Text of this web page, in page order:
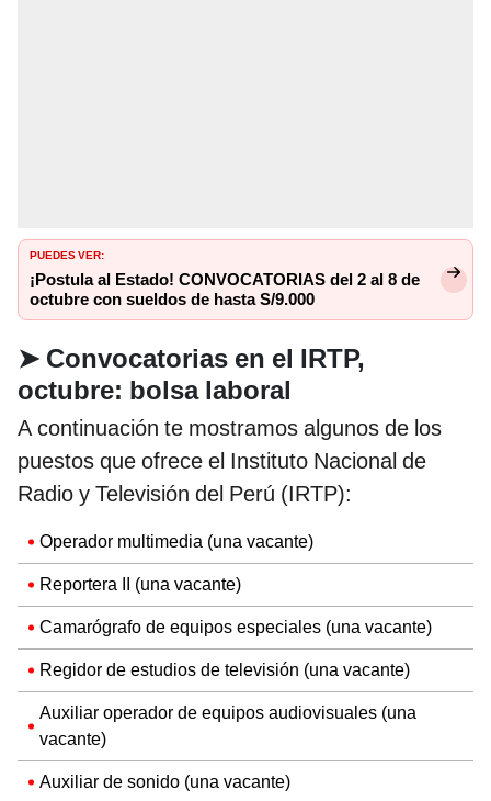
PUEDES VER:
¡Postula al Estado! CONVOCATORIAS del 2 al 8 de
octubre con sueldos de hasta S/9.000
➤ Convocatorias en el IRTP,
octubre: bolsa laboral
A continuación te mostramos algunos de los
puestos que ofrece el Instituto Nacional de
Radio y Televisión del Perú (IRTP):
Operador multimedia (una vacante)
Reportera II (una vacante)
Camarógrafo de equipos especiales (una vacante)
Regidor de estudios de televisión (una vacante)
Auxiliar operador de equipos audiovisuales (una
vacante)
Auxiliar de sonido (una vacante)